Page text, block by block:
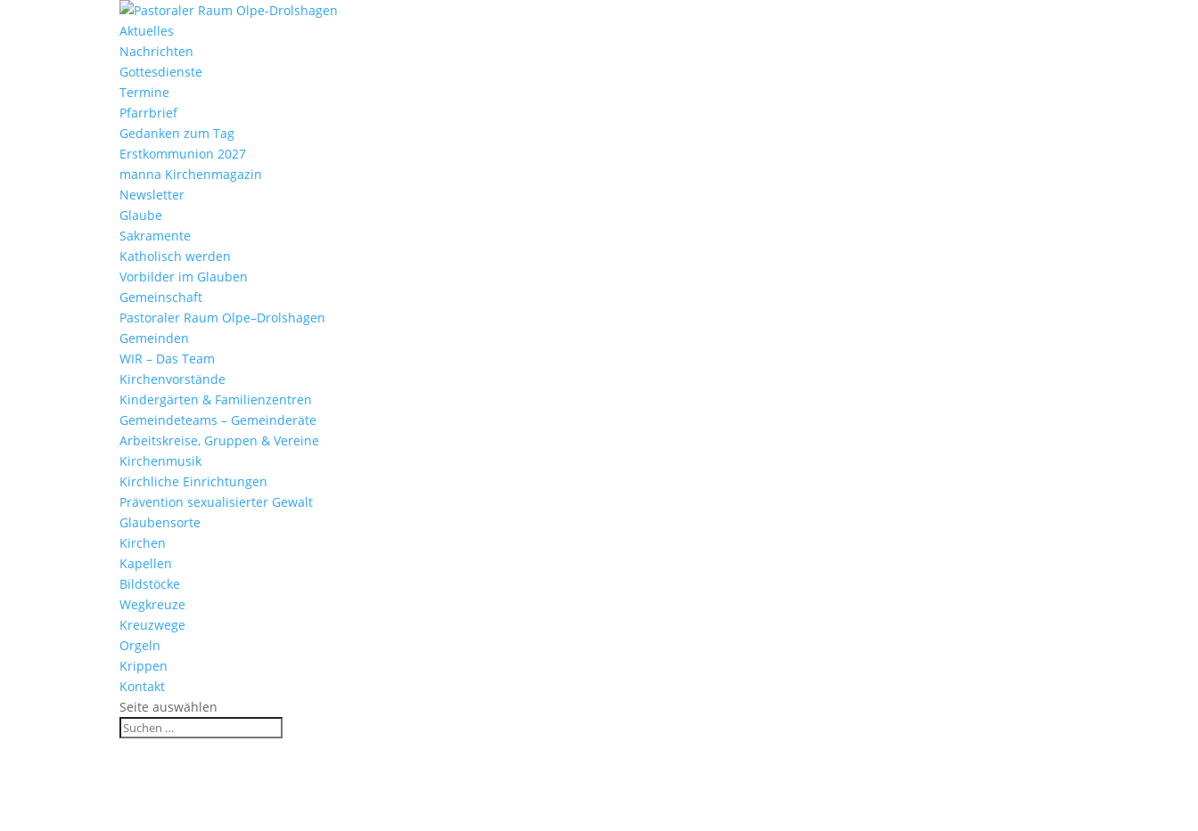
Aktu­elles
Nach­richten
Gottes­dienste
Termine
Pfarr­brief
Gedanken zum Tag
Erst­kom­mu­nion 2027
manna Kirchen­ma­gazin
News­letter
Glaube
Sakra­mente
Katho­lisch werden
Vorbilder im Glauben
Gemein­schaft
Pasto­raler Raum Olpe–Drolshagen
Gemeinden
WIR – Das Team
Kirchen­vor­stände
Kinder­gärten & Familienzentren
Gemein­de­teams – Gemeinderäte
Arbeits­kreise, Gruppen & Vereine
Kirchen­musik
Kirch­liche Einrichtungen
Präven­tion sexua­li­sierter Gewalt
Glau­ben­s­orte
Kirchen
Kapellen
Bild­stöcke
Wegkreuze
Kreuz­wege
Orgeln
Krippen
Kontakt
Seite auswählen